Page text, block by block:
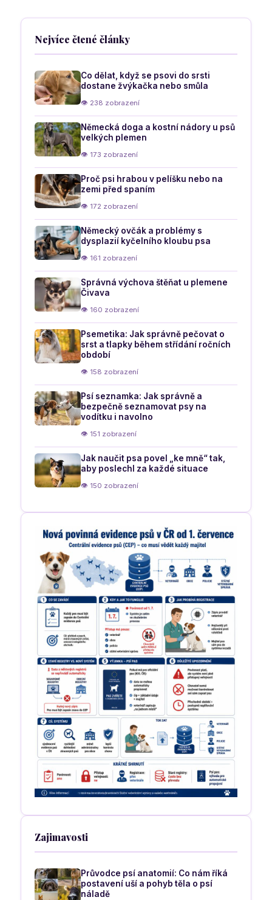
věcí
Nejvíce čtené články
Co dělat, když se psovi do srsti
dostane žvýkačka nebo smůla
👁 238 zobrazení
Německá doga a kostní nádory u psů
velkých plemen
👁 173 zobrazení
Proč psi hrabou v pelíšku nebo na
zemi před spaním
👁 172 zobrazení
Německý ovčák a problémy s
dysplazií kyčelního kloubu psa
👁 161 zobrazení
Správná výchova štěňat u plemene
Čivava
👁 160 zobrazení
Psemetika: Jak správně pečovat o
srst a tlapky během střídání ročních
období
👁 158 zobrazení
Psí seznamka: Jak správně a
bezpečně seznamovat psy na
vodítku i navolno
👁 151 zobrazení
Jak naučit psa povel „ke mně“ tak,
aby poslechl za každé situace
👁 150 zobrazení
Zajimavosti
Průvodce psí anatomií: Co nám říká
postavení uší a pohyb těla o psí
náladě